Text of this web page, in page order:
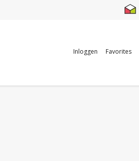
Inloggen Favorites